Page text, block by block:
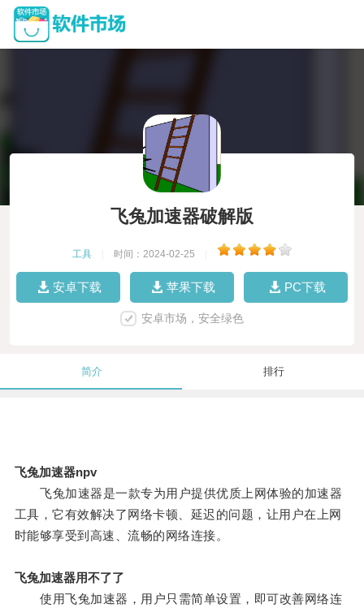
飞兔加速器破解版
工具 时间：2024-02-25
安卓下载 苹果下载 PC下载
安卓市场，安全绿色
简介 排行
飞兔加速器npv
飞兔加速器是一款专为用户提供优质上网体验的加速器
工具，它有效解决了网络卡顿、延迟的问题，让用户在上网
时能够享受到高速、流畅的网络连接。
飞兔加速器用不了了
使用飞兔加速器，用户只需简单设置，即可改善网络连